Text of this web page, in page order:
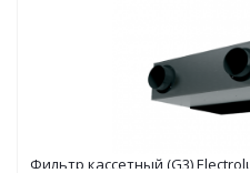
Фильтр кассетный (G3)